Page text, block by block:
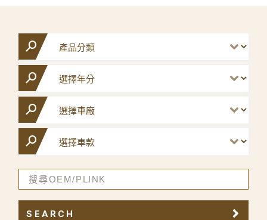
SEARCH